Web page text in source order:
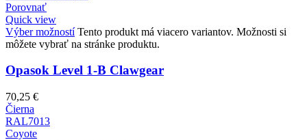
Porovnať
Quick view
Výber možností Tento produkt má viacero variantov. Možnosti si
môžete vybrať na stránke produktu.
Opasok Level 1-B Clawgear
70,25 €
Čierna
RAL7013
Coyote